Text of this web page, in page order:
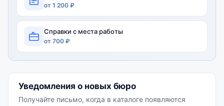
от 1 200 ₽
Справки с места работы
от 700 ₽
Уведомления о новых бюро
Получайте письмо, когда в каталоге появляются